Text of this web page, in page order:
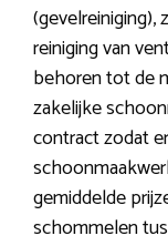
reiniging van
behoren tot de
zakelijke
contract zodat
gemiddelde
schommelen